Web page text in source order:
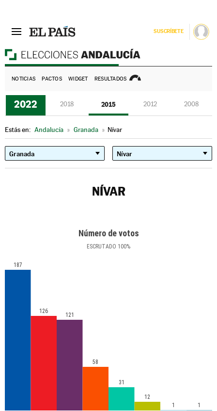
SUSCRÍBETE
NOTICIAS PACTOS WIDGET RESULTADOS
2022 2018 2015 2012 2008
Estás en: Andalucía » Granada » Nívar
NÍVAR
Número de votos
ESCRUTADO 100%
187
126
121
58
31
12
1
1